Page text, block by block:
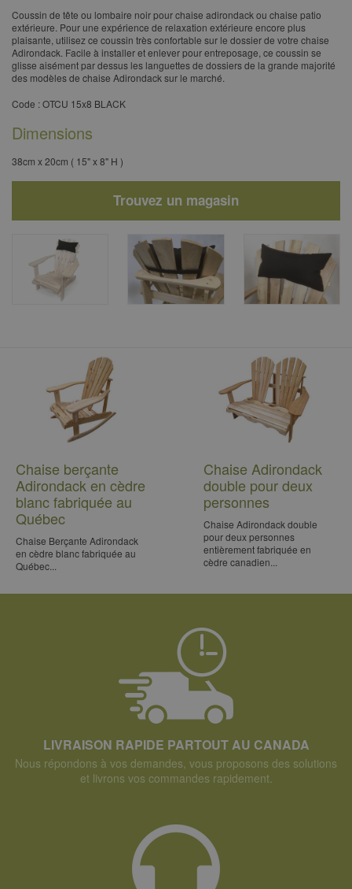
Coussin de tête ou lombaire noir pour chaise adirondack ou chaise patio
extérieure. Pour une expérience de relaxation extérieure encore plus
plaisante, utilisez ce coussin très confortable sur le dossier de votre chaise
Adirondack. Facile à installer et enlever pour entreposage, ce coussin se
glisse aisément par dessus les languettes de dossiers de la grande majorité
des modèles de chaise Adirondack sur le marché.
​Code : OTCU 15x8 BLACK
Dimensions
38cm x 20cm ( 15" x 8" H )
Trouvez un magasin
Chaise berçante
Adirondack en cèdre
blanc fabriquée au
Québec
Chaise Berçante Adirondack
en cèdre blanc fabriquée au
Québec...
Chaise Adirondack
double pour deux
personnes
Chaise Adirondack double
pour deux personnes
entièrement fabriquée en
cèdre canadien...
LIVRAISON RAPIDE PARTOUT AU CANADA
Nous répondons à vos demandes, vous proposons des solutions
et livrons vos commandes rapidement.